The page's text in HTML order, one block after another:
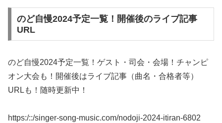
のど自慢2024予定一覧！開催後のライブ記事
URL
のど自慢2024予定一覧！ゲスト・司会・会場！チャンピ
オン大会も！開催後はライブ記事（曲名・合格者等）
URLも！随時更新中！
https:/::/singer-song-music.com/nodoji-2024-itiran-6802